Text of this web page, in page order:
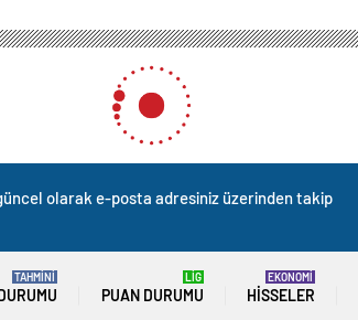
olarak e-posta adresiniz üzerinden takip
TAHMİNİ
PUAN DURUMU
LİG
HISSELER
EKONOMİ